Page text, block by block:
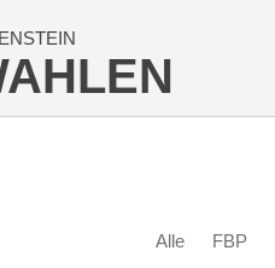
Alle FBP